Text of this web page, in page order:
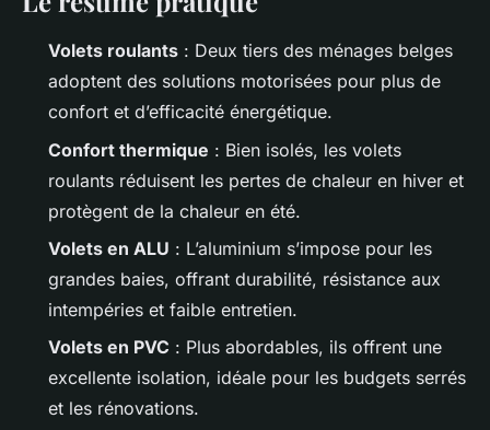
choix de vos volets roulants en
Belgique
9 min de lecture
Volets roulants : Deux tiers des ménages belges
adoptent des solutions motorisées pour plus de
confort et d’efficacité énergétique.
Confort thermique : Bien isolés, les volets
roulants réduisent les pertes de chaleur en hiver et
protègent de la chaleur en été.
Volets en ALU : L’aluminium s’impose pour les
grandes baies, offrant durabilité, résistance aux
intempéries et faible entretien.
Volets en PVC : Plus abordables, ils offrent une
excellente isolation, idéale pour les budgets serrés
et les rénovations.